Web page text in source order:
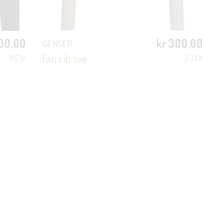
GENSER
Fan rib tee
kr 300.00
i dag. Som medlem får du 10%
og eksklusive fordeler rett i lomma.